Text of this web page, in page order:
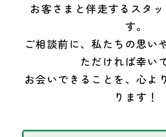
お客さまと伴走するスタ
す。
ご相談前に、私たちの思い
ただければ幸い
お会いできることを、心よ
ります！